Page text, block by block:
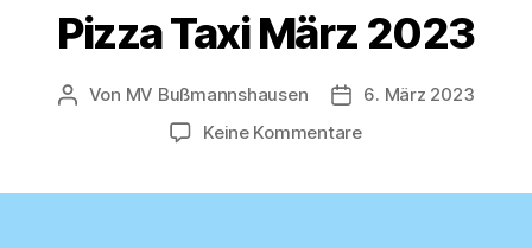
Pizza Taxi März 2023
Beitragsautor
Von MV Bußmannshausen
6. März 2023
Keine Kommentarezu